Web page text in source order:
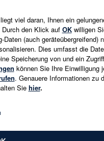
E-Mail-Adresse eingeben
Es gelten die Datenschutzrichtlinien